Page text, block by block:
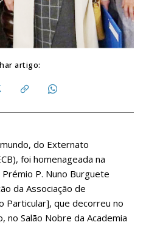
artigo:
do Externato
foi homenageada na
P. Nuno Burguete
da Associação de
Particular], que decorreu no
no Salão Nobre da Academia